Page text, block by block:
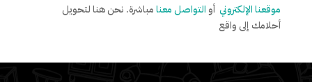
موقعنا الإلكتروني أو التواصل معنامباشرة. نحن هنا لتحويل
أحلامك إلى واقع